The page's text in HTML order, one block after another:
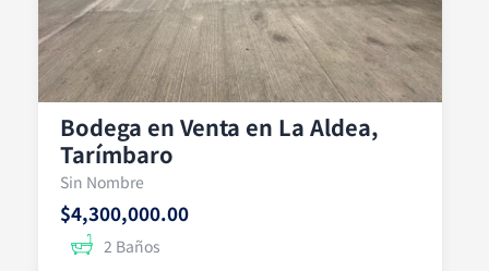
Bodega en Venta en La Aldea,
Tarímbaro
Sin Nombre
$4,300,000.00
2 Baños